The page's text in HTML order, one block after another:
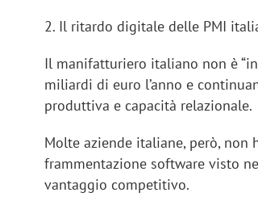
2. Il ritardo digitale delle PMI
Il manifatturiero italiano non è
miliardi di euro l’anno e
produttiva e capacità relazionale.
Molte aziende italiane, però,
frammentazione software visto
vantaggio competitivo.
food:
Emanuele Viora di Deloitte
«La creatività resta
amplificare il talento»